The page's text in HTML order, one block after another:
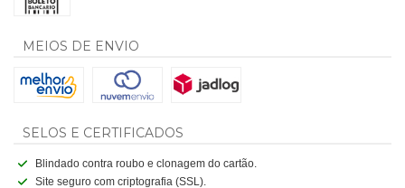
MEIOS DE ENVIO
SELOS E CERTIFICADOS
Blindado contra roubo e clonagem do cartão.
Site seguro com criptografia (SSL).